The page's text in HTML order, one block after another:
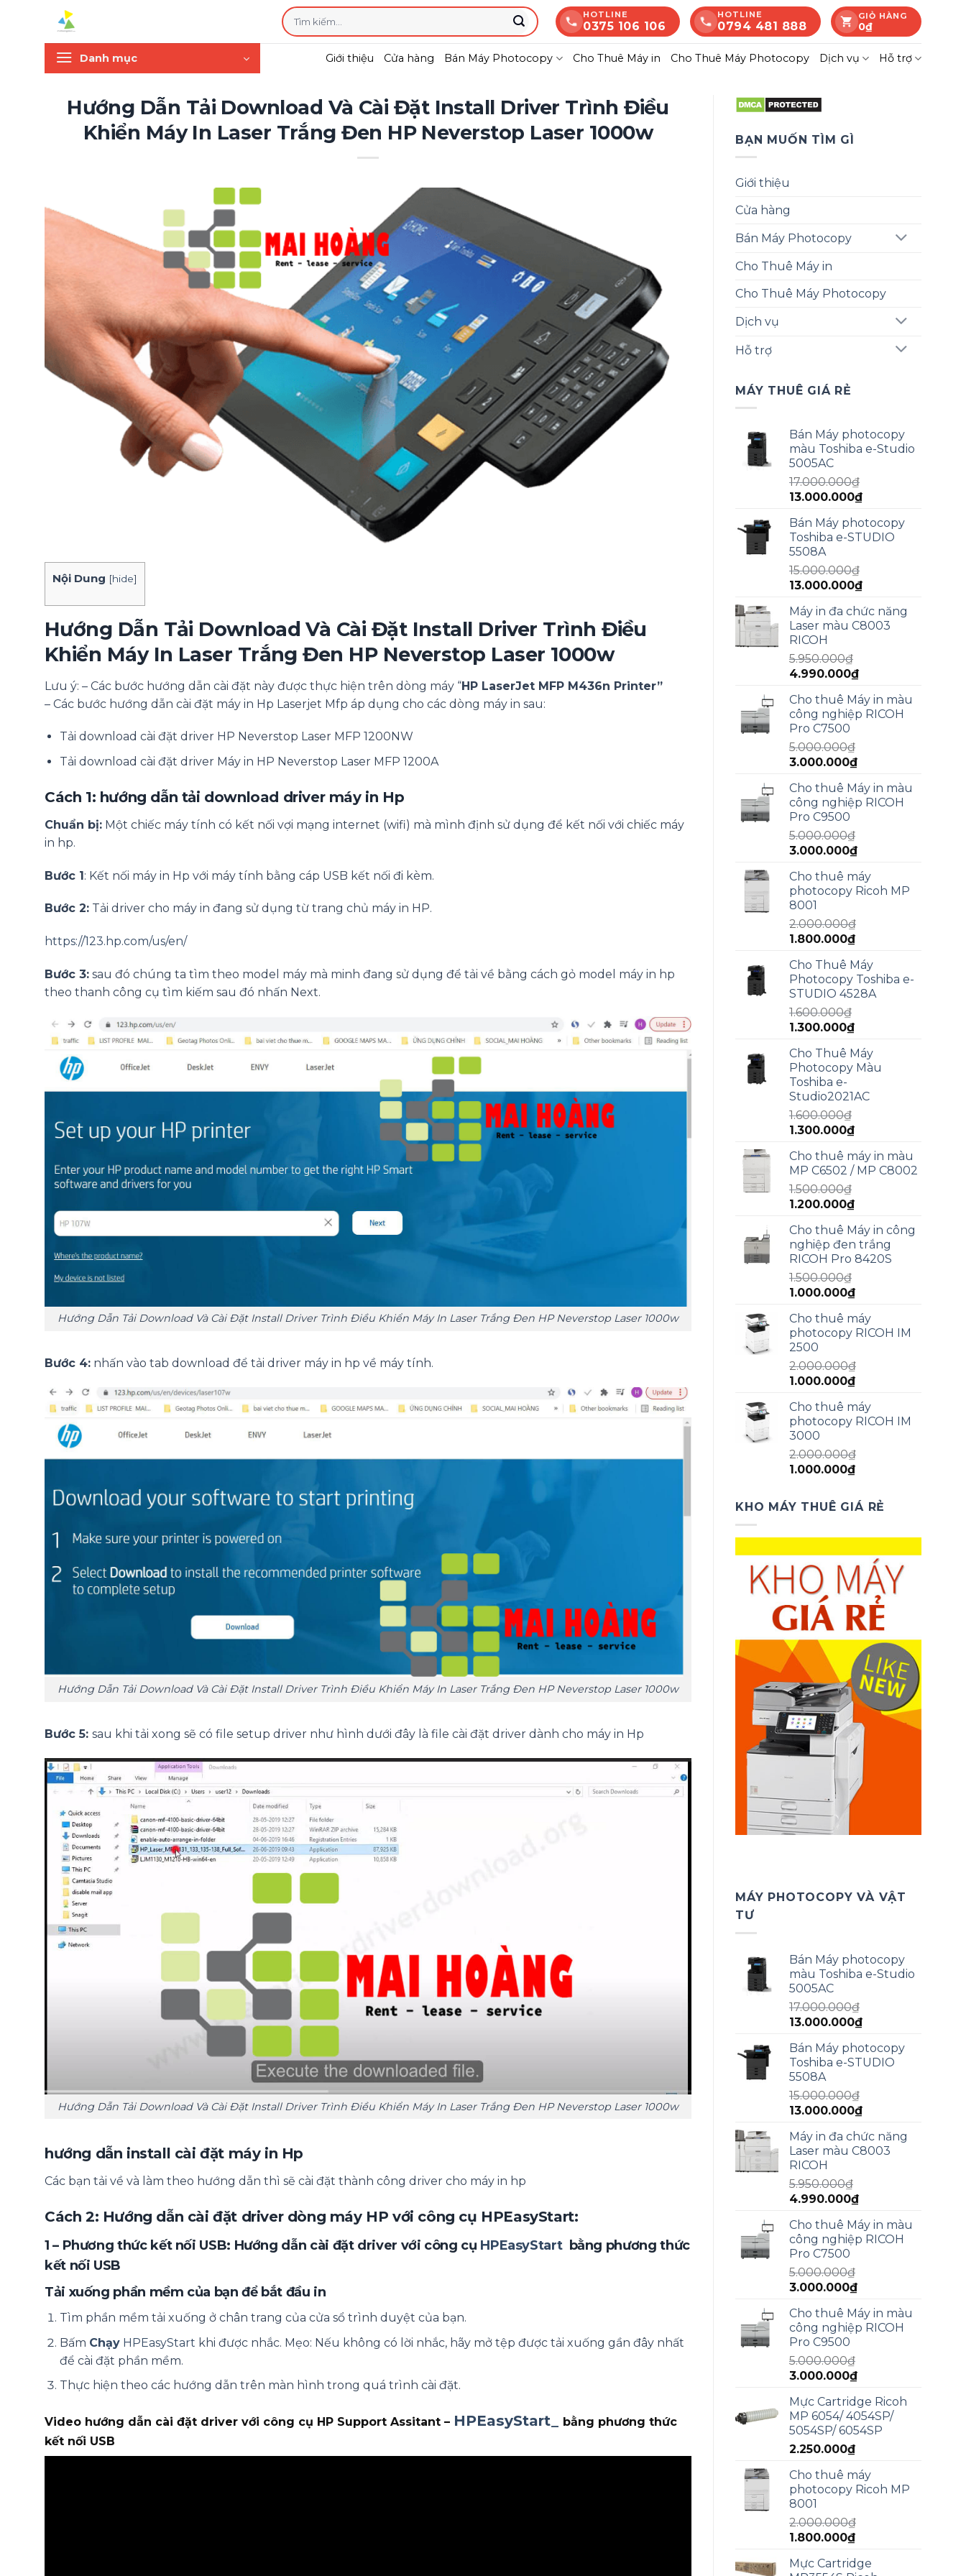
Tìm
kiếm:
HOTLINE
0375 106 106
HOTLINE
0794 481 888
GIỎ HÀNG
0₫
Danh mục Giới thiệu Cửa hàng Bán Máy Photocopy Cho Thuê Máy in Cho Thuê Máy Photocopy Dịch vụ Hỗ trợ
Hướng Dẫn Tải Download Và Cài Đặt Install Driver Trình Điều
Khiển Máy In Laser Trắng Đen HP Neverstop Laser 1000w
Nội Dung [hide]
Hướng Dẫn Tải Download Và Cài Đặt Install Driver Trình Điều
Khiển Máy In Laser Trắng Đen HP Neverstop Laser 1000w
Lưu ý: – Các bước hướng dẫn cài đặt này được thực hiện trên dòng máy “HP LaserJet MFP M436n Printer”
– Các bước hướng dẫn cài đặt máy in Hp Laserjet Mfp áp dụng cho các dòng máy in sau:
Tải download cài đặt driver HP Neverstop Laser MFP 1200NW
Tải download cài đặt driver Máy in HP Neverstop Laser MFP 1200A
Cách 1: hướng dẫn tải download driver máy in Hp
Chuẩn bị: Một chiếc máy tính có kết nối vợi mạng internet (wifi) mà mình định sử dụng để kết nối với chiếc máy
in hp.
Bước 1: Kết nối máy in Hp với máy tính bằng cáp USB kết nối đi kèm.
Bước 2: Tải driver cho máy in đang sử dụng từ trang chủ máy in HP.
https://123.hp.com/us/en/
Bước 3: sau đó chúng ta tìm theo model máy mà minh đang sử dụng để tải về bằng cách gỏ model máy in hp
theo thanh công cụ tìm kiếm sau đó nhấn Next.
Hướng Dẫn Tải Download Và Cài Đặt Install Driver Trình Điều Khiển Máy In Laser Trắng Đen HP Neverstop Laser 1000w
Bước 4: nhấn vào tab download để tải driver máy in hp về máy tính.
Hướng Dẫn Tải Download Và Cài Đặt Install Driver Trình Điều Khiển Máy In Laser Trắng Đen HP Neverstop Laser 1000w
Bước 5: sau khi tải xong sẽ có file setup driver như hình dưới đây là file cài đặt driver dành cho máy in Hp
Hướng Dẫn Tải Download Và Cài Đặt Install Driver Trình Điều Khiển Máy In Laser Trắng Đen HP Neverstop Laser 1000w
hướng dẫn install cài đặt máy in Hp
Các bạn tải về và làm theo hướng dẫn thì sẽ cài đặt thành công driver cho máy in hp
Cách 2: Hướng dẫn cài đặt driver dòng máy HP với công cụ HPEasyStart:
1 – Phương thức kết nối USB: Hướng dẫn cài đặt driver với công cụ HPEasyStartbằng phương thức
kết nối USB
Tải xuống phần mềm của bạn để bắt đầu in
Tìm phần mềm tải xuống ở chân trang của cửa sổ trình duyệt của bạn.
Bấm ChạyHPEasyStart khi được nhắc. Mẹo: Nếu không có lời nhắc, hãy mở tệp được tải xuống gần đây nhất
để cài đặt phần mềm.
Thực hiện theo các hướng dẫn trên màn hình trong quá trình cài đặt.
Video hướng dẫn cài đặt driver với công cụ HP Support Assitant – HPEasyStart_
bằng phương thức
kết nối USB
BẠN MUỐN TÌM GÌ
Giới thiệu
Cửa hàng
Bán Máy Photocopy
Cho Thuê Máy in
Cho Thuê Máy Photocopy
Dịch vụ
Hỗ trợ
MÁY THUÊ GIÁ RẺ
Bán Máy photocopy
màu Toshiba e-Studio
5005AC
17.000.000₫
Giá
là:
17.000.000₫.
13.000.000₫Giá
tại
là:
Bán Máy photocopy
Toshiba e-STUDIO
5508A
15.000.000₫
Giá
là:
15.000.000₫.
13.000.000₫Giá
tại
là:
Máy in đa chức năng
Laser màu C8003
RICOH
5.950.000₫
Giá
là:
5.950.000₫.
4.990.000₫Giá
tại
là:
Cho thuê Máy in màu
công nghiệp RICOH
Pro C7500
5.000.000₫
Giá
là:
5.000.000₫.
3.000.000₫Giá
tại
là:
Cho thuê Máy in màu
công nghiệp RICOH
Pro C9500
5.000.000₫
Giá
là:
5.000.000₫.
3.000.000₫Giá
tại
là:
Cho thuê máy
photocopy Ricoh MP
8001
2.000.000₫
Giá
là:
2.000.000₫.
1.800.000₫Giá
tại
là:
1.800.000₫.
Cho Thuê Máy
Photocopy Toshiba e-
STUDIO 4528A
1.600.000₫
Giá
là:
1.600.000₫.
1.300.000₫Giá
tại
là:
Cho Thuê Máy
Photocopy Màu
Toshiba e-
Studio2021AC
1.600.000₫
Giá
là:
1.600.000₫.
1.300.000₫Giá
tại
là:
Cho thuê máy in màu
MP C6502 / MP C8002
1.500.000₫
Giá
là:
1.500.000₫.
1.200.000₫Giá
tại
là:
1.200.000₫.
Cho thuê Máy in công
nghiệp đen trắng
RICOH Pro 8420S
1.500.000₫
Giá
là:
1.500.000₫.
1.000.000₫Giá
tại
là:
Cho thuê máy
photocopy RICOH IM
2500
2.000.000₫
Giá
là:
2.000.000₫.
1.000.000₫Giá
tại
là:
Cho thuê máy
photocopy RICOH IM
3000
2.000.000₫
Giá
là:
2.000.000₫.
1.000.000₫Giá
tại
là:
KHO MÁY THUÊ GIÁ RẺ
MÁY PHOTOCOPY VÀ VẬT
TƯ
Bán Máy photocopy
màu Toshiba e-Studio
5005AC
17.000.000₫
Giá
là:
17.000.000₫.
13.000.000₫Giá
tại
là:
Bán Máy photocopy
Toshiba e-STUDIO
5508A
15.000.000₫
Giá
là:
15.000.000₫.
13.000.000₫Giá
tại
là:
Máy in đa chức năng
Laser màu C8003
RICOH
5.950.000₫
Giá
là:
5.950.000₫.
4.990.000₫Giá
tại
là:
Cho thuê Máy in màu
công nghiệp RICOH
Pro C7500
5.000.000₫
Giá
là:
5.000.000₫.
3.000.000₫Giá
tại
là:
Cho thuê Máy in màu
công nghiệp RICOH
Pro C9500
5.000.000₫
Giá
là:
5.000.000₫.
3.000.000₫Giá
tại
là:
3.000.000₫.
Mực Cartridge Ricoh
MP 6054/ 4054SP/
5054SP/ 6054SP
2.250.000₫
Cho thuê máy
photocopy Ricoh MP
8001
2.000.000₫
Giá
là:
1.800.000₫Giá
tại
Mực Cartridge